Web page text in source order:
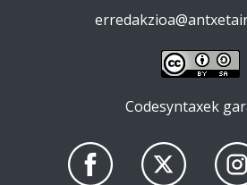
Codesyntaxek